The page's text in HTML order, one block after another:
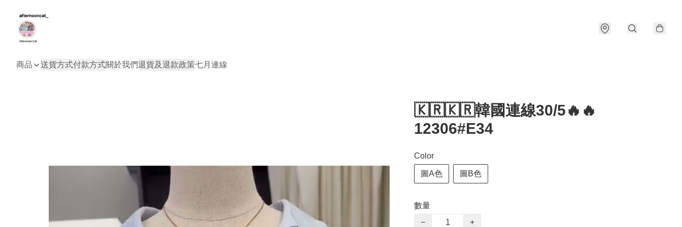
商品 送貨方式付款方式關於我們退貨及退款政策七月連線
🇰🇷🇰🇷韓國連線30/5🔥🔥
12306#E34
Color
圖A色 圖B色
數量
−
+